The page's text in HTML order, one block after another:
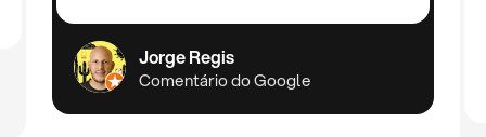
Jorge Regis
Comentário do Google